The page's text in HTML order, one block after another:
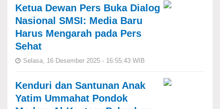
Ketua Dewan Pers Buka Dialog
Nasional SMSI: Media Baru
Harus Mengarah pada Pers
Sehat
Selasa, 16 Desember 2025 - 16:55:43 WIB
Kenduri dan Santunan Anak
Yatim Ummahat Pondok